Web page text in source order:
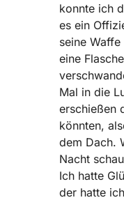
konnte ich
es ein
seine
eine
Mal in die
erschießen
könnten,
dem Dach.
Nacht
Ich hatte
der hatte